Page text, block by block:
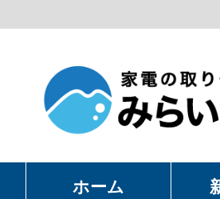
ホーム